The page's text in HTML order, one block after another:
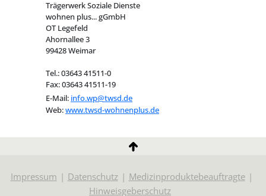
Trägerwerk Soziale Dienste
wohnen plus... gGmbH
OT Legefeld
Ahornallee 3
99428 Weimar
Tel.: 03643 41511-0
Fax: 03643 41511-19
E-Mail: info.wp@twsd.de
Web:www.twsd-wohnenplus.de
Impressum Datenschutz
Medizinproduktebeauftragte
Hinweisgeberschutz